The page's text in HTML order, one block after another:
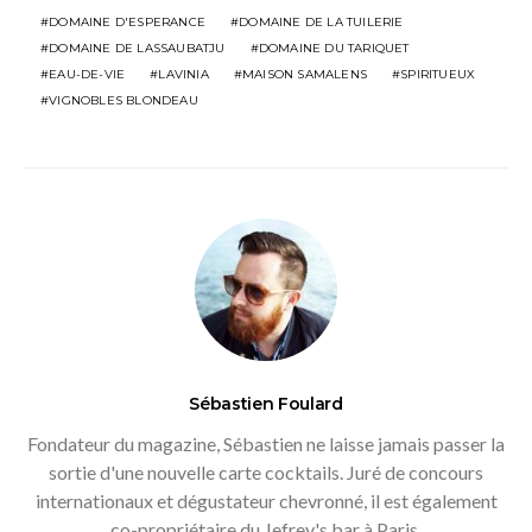
DOMAINE D'ESPERANCE
DOMAINE DE LA TUILERIE
DOMAINE DE LASSAUBATJU
DOMAINE DU TARIQUET
EAU-DE-VIE
LAVINIA MAISON SAMALENS
SPIRITUEUX
VIGNOBLES BLONDEAU
Sébastien Foulard
Fondateur du magazine, Sébastien ne laisse jamais passer la
sortie d'une nouvelle carte cocktails. Juré de concours
internationaux et dégustateur chevronné, il est également